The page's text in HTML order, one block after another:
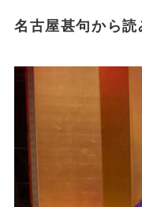
名古屋甚句から